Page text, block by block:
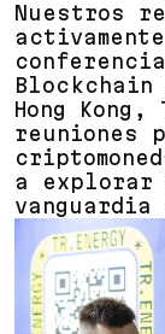
Nuestros
Blockchain
Hong Kong,
reuniones
a explorar